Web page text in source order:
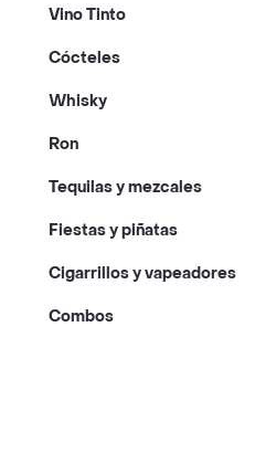
Vino Tinto
Cócteles
Whisky
Ron
Tequilas y mezcales
Fiestas y piñatas
Cigarrillos y vapeadores
Combos